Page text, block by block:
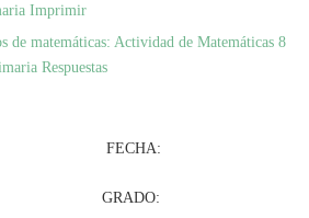
Imprimir
de matemáticas: Actividad de Matemáticas 8
Respuestas
FECHA:
GRADO: